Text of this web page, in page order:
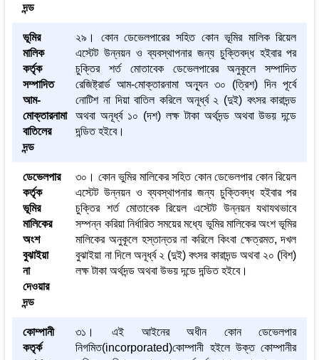
দন্ড
ভূমির
মালিক
কর্তৃক
সম্পাদিত
আম-
মোক্তারনামা
বাতিলের
দন্ড
২৯। কোন ডেভেলপারের সহিত কোন ভূমির মালিক রিয়েল
এস্টেট উন্নয়ন ও ব্যবস্থাপনার জন্য চুক্তিবদ্ধ হইবার পর
চুক্তির শর্ত মোতাবেক ডেভেলপারের অনুকূলে সম্পাদিত
রেজিষ্ট্রার্ড আম-মোক্তারনামা অন্যূন ৩০ (ত্রিশ) দিন পূর্বে
নোটিশ না দিয়া বাতিল করিলে অনূর্ধ্ব ২ (দুই) বৎসর কারাদন্ড
অথবা অনূর্ধ্ব ১০ (দশ) লক্ষ টাকা অর্থদন্ড অথবা উভয় দন্ডে
দন্ডিত হইবে।
ডেভেলপার
কর্তৃক
ভূমির
মালিকের
অংশ
বুঝাইয়া
না
দেওয়ার
দন্ড
৩০। কোন ভুমির মালিকের সহিত কোন ডেভেলপার কোন রিয়েল
এস্টেট উন্নয়ন ও ব্যবস্থাপনার জন্য চুক্তিবদ্ধ হইবার পর
চুক্তির শর্ত মোতাবেক রিয়েল এস্টেট উন্নয়ন যথাযথভাবে
সম্পন্ন করিয়া নির্ধারিত সময়ের মধ্যে ভূমির মালিকের অংশ ভূমির
মালিকের অনুকূলে হস্তান্তর না করিলে কিংবা ক্ষেত্রমত, দখল
বুঝাইয়া না দিলে অনূর্ধ্ব ২ (দুই) বৎসর কারাদন্ড অথবা ২০ (বিশ)
লক্ষ টাকা অর্থদন্ড অথবা উভয় দন্ডে দন্ডিত হইবে।
কোম্পানী
কতৃর্ক
৩১। এই আইনের অধীন কোন ডেভেলপার
নিগমিত(incorporated)কোম্পানী হইলে উক্ত কোম্পানীর